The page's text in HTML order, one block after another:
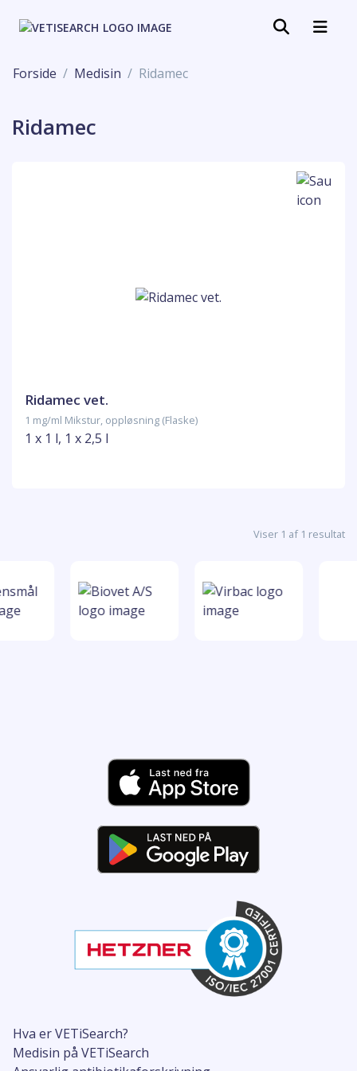
Forside Medisin Ridamec
Ridamec
Ridamec vet.
1 mg/ml Mikstur, oppløsning (Flaske)
1 x 1 l, 1 x 2,5 l
Viser 1 af 1 resultat
Hva er VETiSearch?
Medisin på VETiSearch